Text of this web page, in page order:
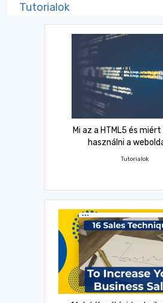
Tutorialok
Mi az a HTML5 és
használni a
Tutorialok